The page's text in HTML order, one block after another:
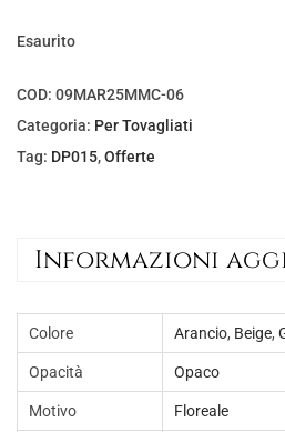
e
r
a
7
0
.
€
5
.
Esaurito
COD: 09MAR25MMC-06
Categoria: Per Tovagliati
Tag: DP015,Offerte
Informazioni
Colore Arancio, Beige,
Opacità Opaco
Motivo Floreale